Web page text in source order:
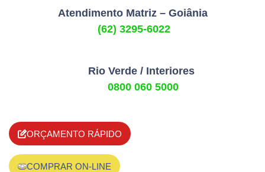
Atendimento Matriz – Goiânia
(62) 3295-6022
Rio Verde / Interiores
0800 060 5000
ORÇAMENTO RÁPIDO
COMPRAR ON-LINE